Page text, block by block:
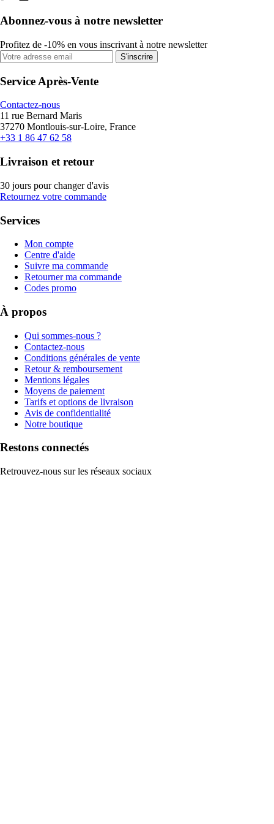
Abonnez-vous à notre newsletter
Profitez de -10% en vous inscrivant à notre newsletter
S'inscrire
Service Après-Vente
Contactez-nous
11 rue Bernard Maris
37270 Montlouis-sur-Loire, France
+33 1 86 47 62 58
Livraison et retour
30 jours pour changer d'avis
Retournez votre commande
Services
Mon compte
Centre d'aide
Suivre ma commande
Retourner ma commande
Codes promo
À propos
Qui sommes-nous ?
Contactez-nous
Conditions générales de vente
Retour & remboursement
Mentions légales
Moyens de paiement
Tarifs et options de livraison
Avis de confidentialité
Notre boutique
Restons connectés
Retrouvez-nous sur les réseaux sociaux